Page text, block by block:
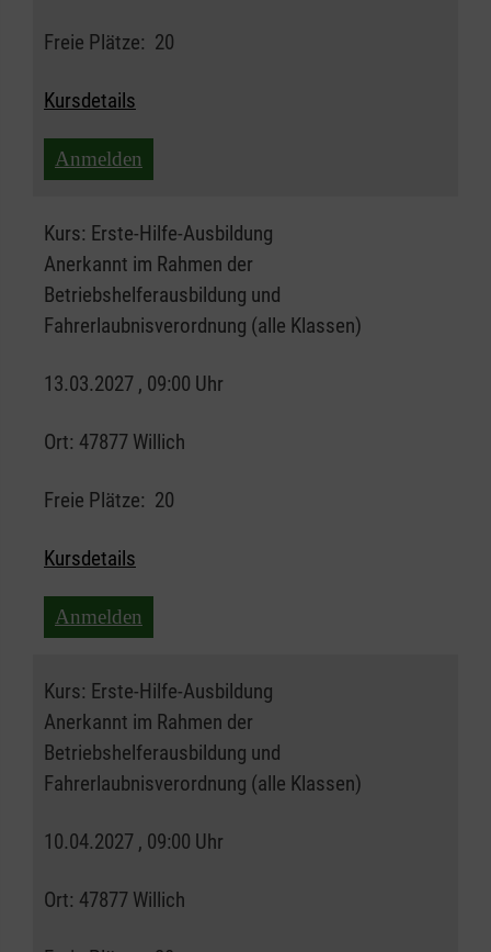
Freie Plätze: 20
Kursdetails
Anmelden
Kurs: Erste-Hilfe-Ausbildung
Anerkannt im Rahmen der
Betriebshelferausbildung und
Fahrerlaubnisverordnung (alle Klassen)
13.03.2027 , 09:00 Uhr
Ort: 47877 Willich
Freie Plätze: 20
Kursdetails
Anmelden
Kurs: Erste-Hilfe-Ausbildung
Anerkannt im Rahmen der
Betriebshelferausbildung und
Fahrerlaubnisverordnung (alle Klassen)
10.04.2027 , 09:00 Uhr
Ort: 47877 Willich